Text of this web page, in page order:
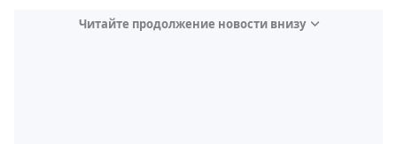
Читайте продолжение новости внизу